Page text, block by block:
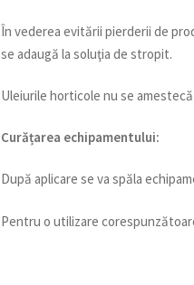
În vederea evitării pierderii de
se adaugă la soluţia de stropit.
Uleiurile horticole nu se
Curățarea echipamentului:
După aplicare se va spăla
Pentru o utilizare